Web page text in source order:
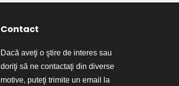
Contact
Dacă aveţi o ştire de interes sau
doriţi să ne contactaţi din diverse
motive, puteţi trimite un email la